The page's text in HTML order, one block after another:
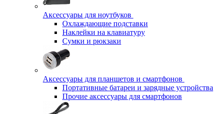
Аксессуары для ноутбуков
Охлаждающие подставки
Наклейки на клавиатуру
Сумки и рюкзаки
Аксессуары для планшетов и смартфонов
Портативные батареи и зарядные устройства
Прочие аксессуары для смартфонов